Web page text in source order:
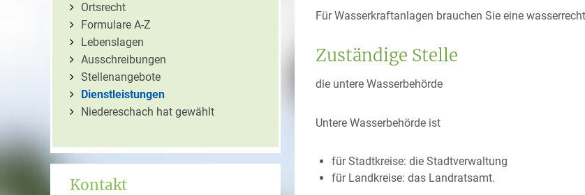
Ortsrecht
Formulare A-Z
Lebenslagen
Ausschreibungen
Stellenangebote
Dienstleistungen
Niedereschach hat gewählt
Kontakt
Für Wasserkraftanlagen brauchen Sie eine
Zuständige Stelle
die untere Wasserbehörde
Untere Wasserbehörde ist
für Stadtkreise: die Stadtverwaltung
für Landkreise: das Landratsamt.